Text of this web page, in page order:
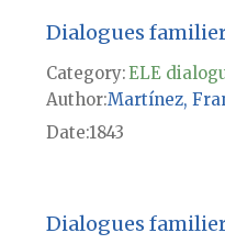
Dialogues
Category:ELE
Author Martínez,
Date1843
Dialogues